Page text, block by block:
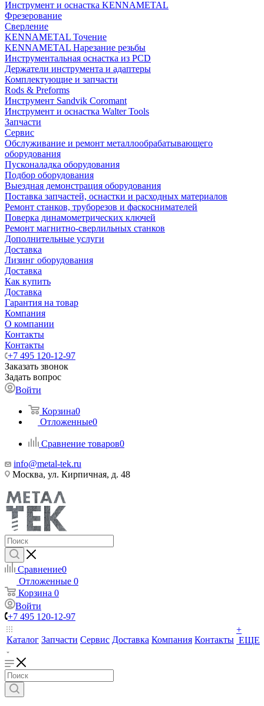
Инструмент и оснастка KENNAMETAL
Фрезерование
Сверление
KENNAMETAL Точение
KENNAMETAL Нарезание резьбы
Инструментальная оснастка из PCD
Держатели инструмента и адаптеры
Комплектующие и запчасти
Rods & Preforms
Инструмент Sandvik Coromant
Инструмент и оснастка Walter Tools
Запчасти
Сервис
Обслуживание и ремонт металлообрабатывающего
оборудования
Пусконаладка оборудования
Подбор оборудования
Выездная демонстрация оборудования
Поставка запчастей, оснастки и расходных материалов
Ремонт станков, труборезов и фаскоснимателей
Поверка динамометрических ключей
Ремонт магнитно-сверлильных станков
Дополнительные услуги
Доставка
Лизинг оборудования
Доставка
Как купить
Доставка
Гарантия на товар
Компания
О компании
Контакты
Контакты
+7 495 120-12-97
Заказать звонок
Задать вопрос
Войти
Корзина0
Отложенные0
Сравнение товаров0
info@metal-tek.ru
Москва, ул. Кирпичная, д. 48
Сравнение0
Отложенные 0
Корзина 0
Войти
+7 495 120-12-97
Каталог Запчасти Сервис Доставка Компания Контакты
+
ЕЩЕ